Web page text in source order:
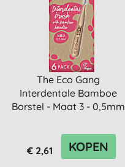
The Eco Gang
Interdentale Bamboe
Borstel - Maat 3 - 0,5mm
€ 2,61 KOPEN